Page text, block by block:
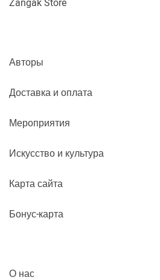
Zangak Store
Авторы
Доставка и оплата
Мероприятия
Искусство и культура
Карта сайта
Бонус-карта
О нас